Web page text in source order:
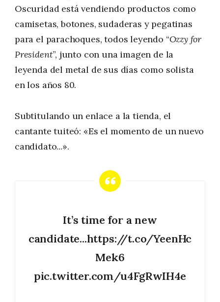
Oscuridad está vendiendo productos como
camisetas, botones, sudaderas y pegatinas
para el parachoques, todos leyendo “Ozzy for
President”, junto con una imagen de la
leyenda del metal de sus días como solista
en los años 80.
Subtitulando un enlace a la tienda, el
cantante tuiteó: «Es el momento de un nuevo
candidato...».
It’s time for a new
candidate...https://t.co/YeenHc
Mek6
pic.twitter.com/u4FgRwIH4e